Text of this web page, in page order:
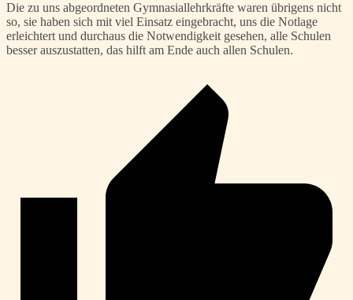
Die zu uns abgeordneten Gymnasiallehrkräfte waren übrigens nicht
so, sie haben sich mit viel Einsatz eingebracht, uns die Notlage
erleichtert und durchaus die Notwendigkeit gesehen, alle Schulen
besser auszustatten, das hilft am Ende auch allen Schulen.